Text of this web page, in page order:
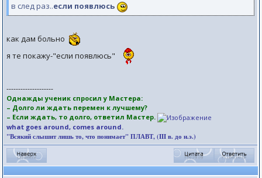
в след раз..если появлюсь
как дам больно
я те покажу-"если появлюсь"
--------------------
Однажды ученик спросил у Мастера:
– Долго ли ждать перемен к лучшему?
– Если ждать, то долго, ответил Мастер.
what goes around, comes around.
"Всякий слышит лишь то, что понимает" ПЛАВТ, (III в. до н.э.)